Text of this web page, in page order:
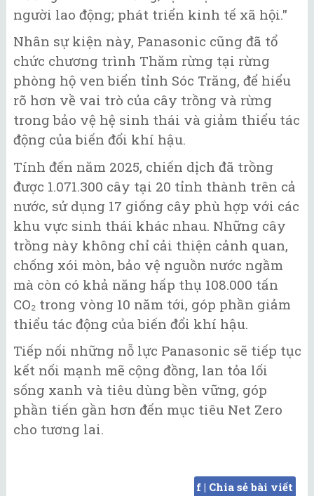
người lao động; phát triển kinh tế xã hội."
Nhân sự kiện này, Panasonic cũng đã tổ
chức chương trình Thăm rừng tại rừng
phòng hộ ven biển tỉnh Sóc Trăng, để hiểu
rõ hơn về vai trò của cây trồng và rừng
trong bảo vệ hệ sinh thái và giảm thiểu tác
động của biến đổi khí hậu.
Tính đến năm 2025, chiến dịch đã trồng
được 1.071.300 cây tại 20 tỉnh thành trên cả
nước, sử dụng 17 giống cây phù hợp với các
khu vực sinh thái khác nhau. Những cây
trồng này không chỉ cải thiện cảnh quan,
chống xói mòn, bảo vệ nguồn nước ngầm
mà còn có khả năng hấp thụ 108.000 tấn
CO₂ trong vòng 10 năm tới, góp phần giảm
thiểu tác động của biến đổi khí hậu.
Tiếp nối những nỗ lực Panasonic sẽ tiếp tục
kết nối mạnh mẽ cộng đồng, lan tỏa lối
sống xanh và tiêu dùng bền vững, góp
phần tiến gần hơn đến mục tiêu Net Zero
cho tương lai.
f | Chia sẻ bài viết